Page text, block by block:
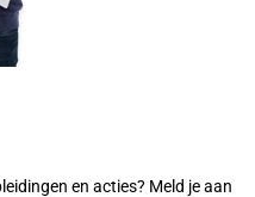
en acties? Meld je aan